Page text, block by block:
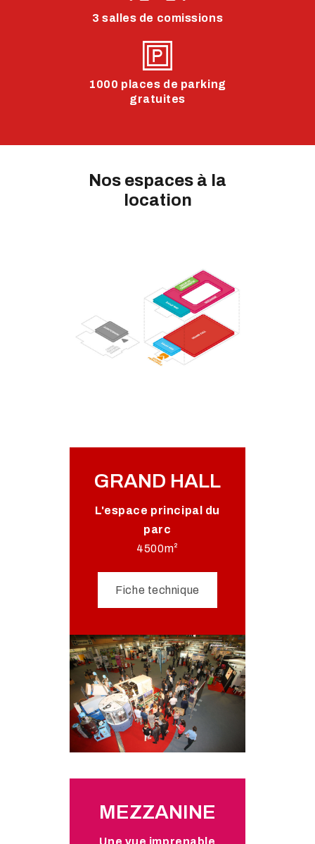
3 salles de comissions
1000 places de parking
gratuites
Nos espaces à la
location
GRAND HALL
L'espace principal du
parc
4500m²
Fiche technique
MEZZANINE
Une vue imprenable